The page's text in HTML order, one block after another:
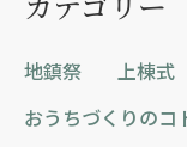
地鎮祭 上棟式
おうちづくりのコ